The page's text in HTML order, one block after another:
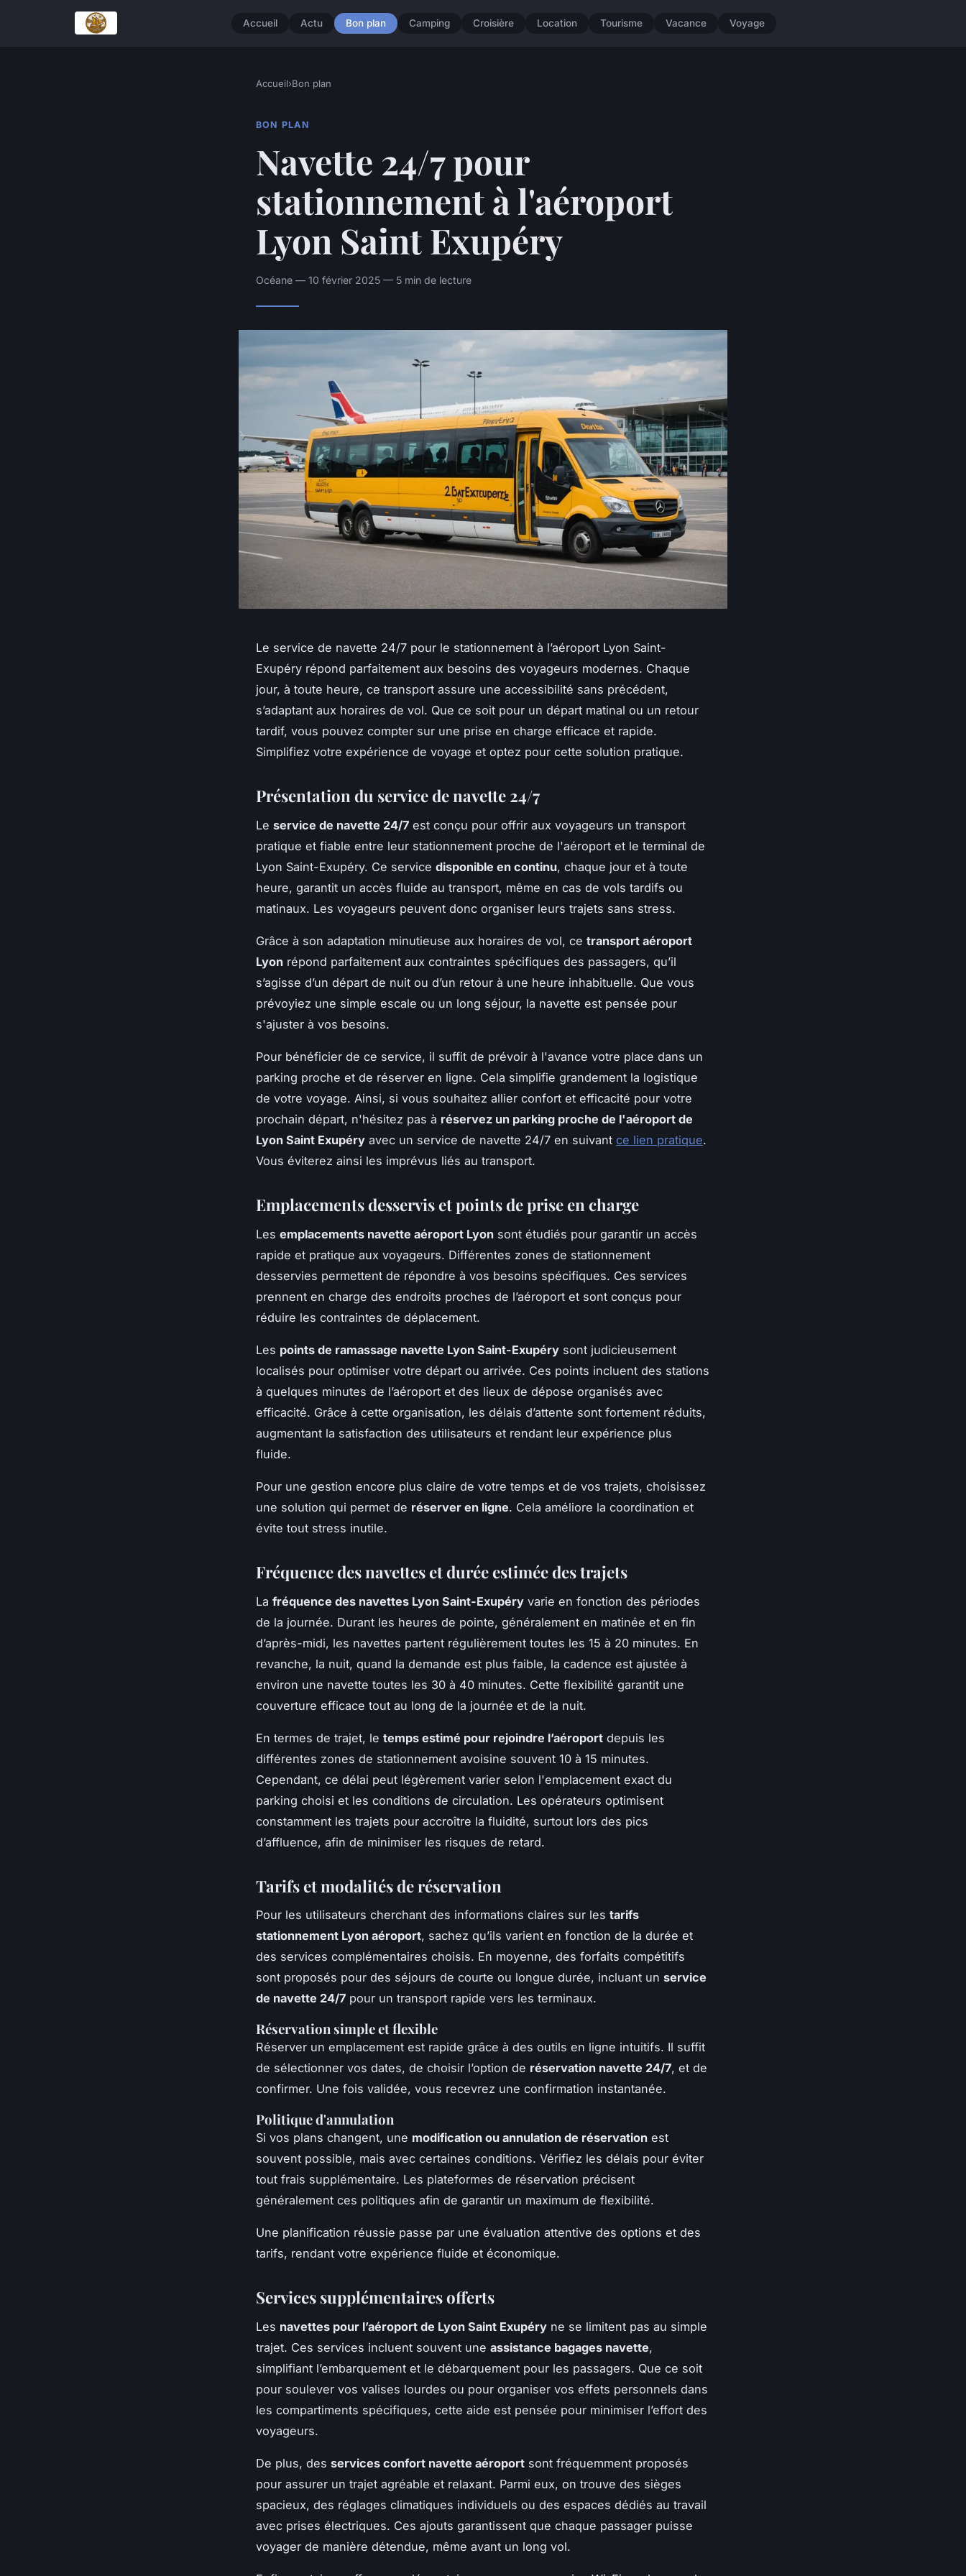
Accueil Actu Bon plan Camping Croisière Location Tourisme Vacance Voyage
Accueil›Bon plan
BON PLAN
Navette 24/7 pour
stationnement à l'aéroport
Lyon Saint Exupéry
Océane — 10 février 2025 — 5 min de lecture
Le service de navette 24/7 pour le stationnement à l’aéroport Lyon Saint-
Exupéry répond parfaitement aux besoins des voyageurs modernes. Chaque
jour, à toute heure, ce transport assure une accessibilité sans précédent,
s’adaptant aux horaires de vol. Que ce soit pour un départ matinal ou un retour
tardif, vous pouvez compter sur une prise en charge efficace et rapide.
Simplifiez votre expérience de voyage et optez pour cette solution pratique.
Présentation du service de navette 24/7
Le service de navette 24/7 est conçu pour offrir aux voyageurs un transport
pratique et fiable entre leur stationnement proche de l'aéroport et le terminal de
Lyon Saint-Exupéry. Ce service disponible en continu, chaque jour et à toute
heure, garantit un accès fluide au transport, même en cas de vols tardifs ou
matinaux. Les voyageurs peuvent donc organiser leurs trajets sans stress.
Grâce à son adaptation minutieuse aux horaires de vol, ce transport aéroport
Lyon répond parfaitement aux contraintes spécifiques des passagers, qu’il
s’agisse d’un départ de nuit ou d’un retour à une heure inhabituelle. Que vous
prévoyiez une simple escale ou un long séjour, la navette est pensée pour
s'ajuster à vos besoins.
Pour bénéficier de ce service, il suffit de prévoir à l'avance votre place dans un
parking proche et de réserver en ligne. Cela simplifie grandement la logistique
de votre voyage. Ainsi, si vous souhaitez allier confort et efficacité pour votre
prochain départ, n'hésitez pas à réservez un parking proche de l'aéroport de
Lyon Saint Exupéry avec un service de navette 24/7 en suivant ce lien pratique.
Vous éviterez ainsi les imprévus liés au transport.
Emplacements desservis et points de prise en charge
Les emplacements navette aéroport Lyon sont étudiés pour garantir un accès
rapide et pratique aux voyageurs. Différentes zones de stationnement
desservies permettent de répondre à vos besoins spécifiques. Ces services
prennent en charge des endroits proches de l’aéroport et sont conçus pour
réduire les contraintes de déplacement.
Les points de ramassage navette Lyon Saint-Exupéry sont judicieusement
localisés pour optimiser votre départ ou arrivée. Ces points incluent des stations
à quelques minutes de l’aéroport et des lieux de dépose organisés avec
efficacité. Grâce à cette organisation, les délais d’attente sont fortement réduits,
augmentant la satisfaction des utilisateurs et rendant leur expérience plus
fluide.
Pour une gestion encore plus claire de votre temps et de vos trajets, choisissez
une solution qui permet de réserver en ligne. Cela améliore la coordination et
évite tout stress inutile.
Fréquence des navettes et durée estimée des trajets
La fréquence des navettes Lyon Saint-Exupéry varie en fonction des périodes
de la journée. Durant les heures de pointe, généralement en matinée et en fin
d’après-midi, les navettes partent régulièrement toutes les 15 à 20 minutes. En
revanche, la nuit, quand la demande est plus faible, la cadence est ajustée à
environ une navette toutes les 30 à 40 minutes. Cette flexibilité garantit une
couverture efficace tout au long de la journée et de la nuit.
En termes de trajet, le temps estimé pour rejoindre l’aéroport depuis les
différentes zones de stationnement avoisine souvent 10 à 15 minutes.
Cependant, ce délai peut légèrement varier selon l'emplacement exact du
parking choisi et les conditions de circulation. Les opérateurs optimisent
constamment les trajets pour accroître la fluidité, surtout lors des pics
d’affluence, afin de minimiser les risques de retard.
Tarifs et modalités de réservation
Pour les utilisateurs cherchant des informations claires sur les tarifs
stationnement Lyon aéroport, sachez qu’ils varient en fonction de la durée et
des services complémentaires choisis. En moyenne, des forfaits compétitifs
sont proposés pour des séjours de courte ou longue durée, incluant un service
de navette 24/7 pour un transport rapide vers les terminaux.
Réservation simple et flexible
Réserver un emplacement est rapide grâce à des outils en ligne intuitifs. Il suffit
de sélectionner vos dates, de choisir l’option de réservation navette 24/7, et de
confirmer. Une fois validée, vous recevrez une confirmation instantanée.
Politique d'annulation
Si vos plans changent, une modification ou annulation de réservation est
souvent possible, mais avec certaines conditions. Vérifiez les délais pour éviter
tout frais supplémentaire. Les plateformes de réservation précisent
généralement ces politiques afin de garantir un maximum de flexibilité.
Une planification réussie passe par une évaluation attentive des options et des
tarifs, rendant votre expérience fluide et économique.
Services supplémentaires offerts
Les navettes pour l’aéroport de Lyon Saint Exupéry ne se limitent pas au simple
trajet. Ces services incluent souvent une assistance bagages navette,
simplifiant l’embarquement et le débarquement pour les passagers. Que ce soit
pour soulever vos valises lourdes ou pour organiser vos effets personnels dans
les compartiments spécifiques, cette aide est pensée pour minimiser l’effort des
voyageurs.
De plus, des services confort navette aéroport sont fréquemment proposés
pour assurer un trajet agréable et relaxant. Parmi eux, on trouve des sièges
spacieux, des réglages climatiques individuels ou des espaces dédiés au travail
avec prises électriques. Ces ajouts garantissent que chaque passager puisse
voyager de manière détendue, même avant un long vol.